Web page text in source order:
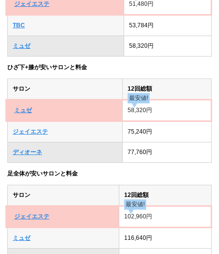
ジェイエステ
51,480円
TBC 53,784円
ミュゼ 58,320円
ひざ下+膝が安いサロンと料金
サロン 12回総額
ミュゼ
最安値!
58,320円
ジェイエステ 75,240円
ディオーネ 77,760円
足全体が安いサロンと料金
サロン 12回総額
ジェイエステ
最安値!
102,960円
ミュゼ 116,640円